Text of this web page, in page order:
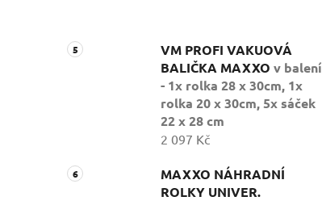
VM PROFI VAKUOVÁ
BALIČKA MAXXO v balení
- 1x rolka 28 x 30cm, 1x
rolka 20 x 30cm, 5x sáček
22 x 28 cm
2 097 Kč
MAXXO NÁHRADNÍ
ROLKY UNIVER.